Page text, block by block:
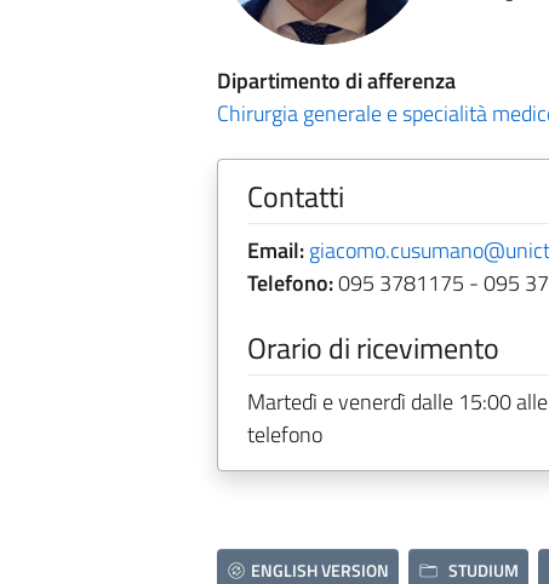
Dipartimento di afferenza
Chirurgia generale e specialità
Contatti
Email:
Telefono:095 3781175 - 095
Orario di ricevimento
Martedì e venerdì dalle 15:00
telefono
ENGLISH VERSION STUDIUM